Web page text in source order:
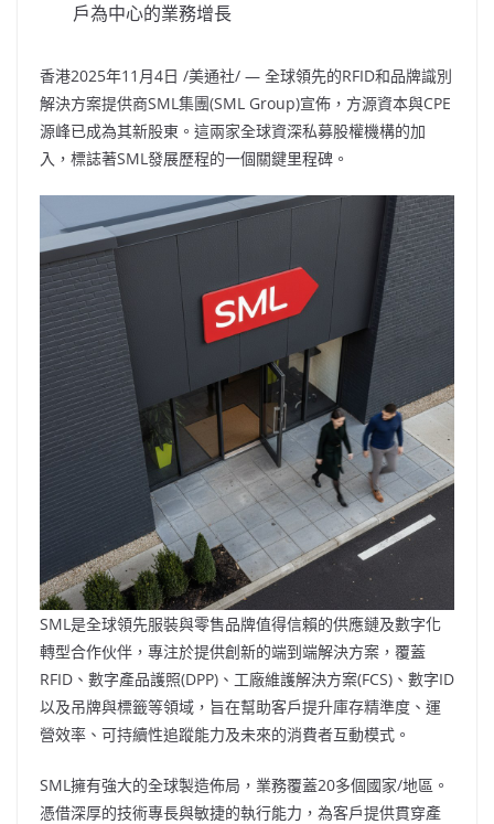
戶為中心的業務增長
香港2025年11月4日 /美通社/ — 全球領先的RFID和品牌識別
解決方案提供商SML集團(SML Group)宣佈，方源資本與CPE
源峰已成為其新股東。這兩家全球資深私募股權機構的加
入，標誌著SML發展歷程的一個關鍵里程碑。
SML是全球領先服裝與零售品牌值得信賴的供應鏈及數字化
轉型合作伙伴，專注於提供創新的端到端解決方案，覆蓋
RFID、數字產品護照(DPP)、工廠維護解決方案(FCS)、數字ID
以及吊牌與標籤等領域，旨在幫助客戶提升庫存精準度、運
營效率、可持續性追蹤能力及未來的消費者互動模式。
SML擁有強大的全球製造佈局，業務覆蓋20多個國家/地區。
憑借深厚的技術專長與敏捷的執行能力，為客戶提供貫穿產